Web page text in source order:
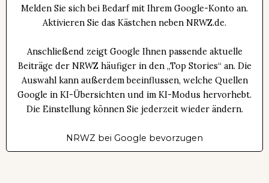
Melden Sie sich bei Bedarf mit Ihrem Google-Konto an.
Aktivieren Sie das Kästchen neben NRWZ.de.
Anschließend zeigt Google Ihnen passende aktuelle
Beiträge der NRWZ häufiger in den „Top Stories“ an. Die
Auswahl kann außerdem beeinflussen, welche Quellen
Google in KI-Übersichten und im KI-Modus hervorhebt.
Die Einstellung können Sie jederzeit wieder ändern.
NRWZ bei Google bevorzugen